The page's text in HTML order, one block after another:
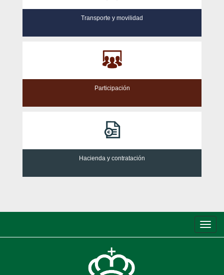
Transporte y movilidad
Participación
Hacienda y contratación
de